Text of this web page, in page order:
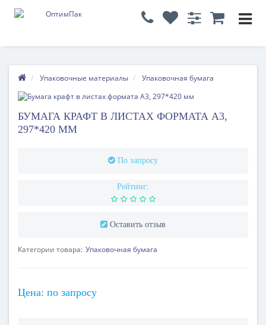
Упаковочные материалы Упаковочная бумага
БУМАГА КРАФТ В ЛИСТАХ ФОРМАТА А3,
297*420 ММ
По запросу
Рейтинг:
Оставить отзыв
Категории товара: Упаковочная бумага
Цена: по запросу